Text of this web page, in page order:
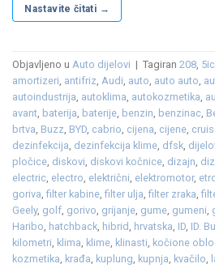
Nastavite čitati →
Objavljeno u Auto dijelovi | Tagiran 208,
amortizeri, antifriz, Audi, auto, auto auto,
autoindustrija, autoklima, autokozmetika,
avant, baterija, baterije, benzin, benzinac,
brtva, Buzz, BYD, cabrio, cijena, cijene,
dezinfekcija, dezinfekcija klime, dfsk,
pločice, diskovi, diskovi kočnice, dizajn,
electric, electro, električni, elektromotor,
goriva,filter kabine,filter ulja,filter zraka,
Geely, golf, gorivo, grijanje, gume, gumeni,
Haribo, hatchback, hibrid, hrvatska, ID, ID.
kilometri, klima, klime, klinasti, kočione
kozmetika, krađa, kuplung, kupnja, kvačilo,